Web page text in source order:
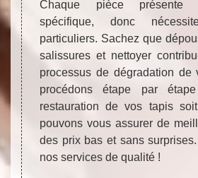
Chaque pièce présente
spécifique, donc
particuliers. Sachez que
salissures et nettoyer
processus de dégradation de
procédons étape par
restauration de vos tapis
pouvons vous assurer de
des prix bas et sans
nos services de qualité !